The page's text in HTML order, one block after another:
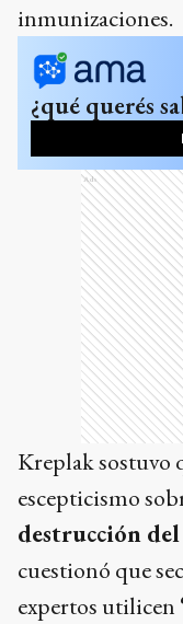
inmunizaciones.
¿qué querés
Ads
Kreplak sostuvo
escepticismo
destrucción del
cuestionó que
expertos utilicen